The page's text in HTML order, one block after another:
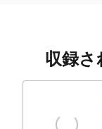
収録さ